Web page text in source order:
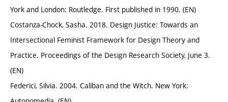
York and London: Routledge. First published in 1990. (EN)
Costanza-Chock, Sasha. 2018. Design Justice: Towards an
Intersectional Feminist Framework for Design Theory and
Practice. Proceedings of the Design Research Society, June 3.
(EN)
Federici, Silvia. 2004. Caliban and the Witch. New York: